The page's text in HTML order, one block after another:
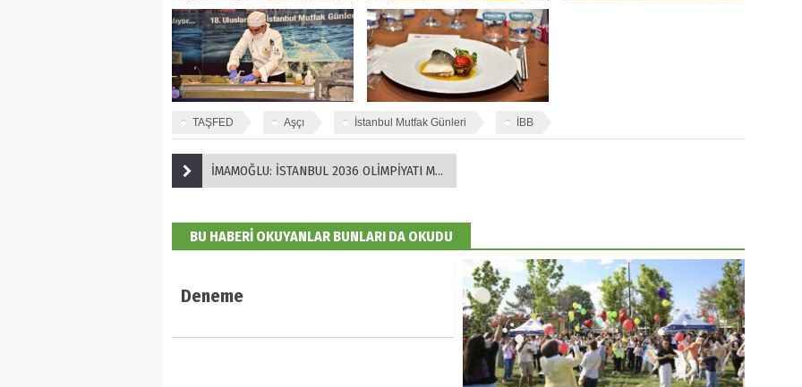
TAŞFED Aşçı İstanbul Mutfak Günleri İBB
İMAMOĞLU: İSTANBUL 2036 OLİMPİYATI MUTLAK HEDEFİMİZ
BU HABERİ OKUYANLAR BUNLARI DA OKUDU
Deneme